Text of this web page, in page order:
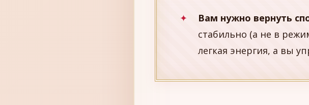
Вам нужно вернуть
стабильно (а не в
легкая энергия, а вы